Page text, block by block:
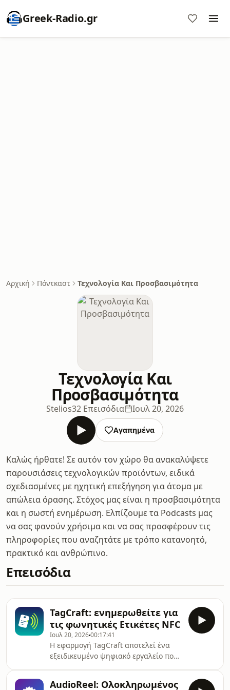
Greek-Radio.gr
Αρχική Πόντκαστ Τεχνολογία Και Προσβασιμότητα
Τεχνολογία Και
Προσβασιμότητα
Stelios32 Επεισόδια Ιουλ 20, 2026
Αγαπημένα
Καλώς ήρθατε! Σε αυτόν τον χώρο θα ανακαλύψετε
παρουσιάσεις τεχνολογικών προϊόντων, ειδικά
σχεδιασμένες με ηχητική επεξήγηση για άτομα με
απώλεια όρασης. Στόχος μας είναι η προσβασιμότητα
και η σωστή ενημέρωση. Ελπίζουμε τα Podcasts μας
να σας φανούν χρήσιμα και να σας προσφέρουν τις
πληροφορίες που αναζητάτε με τρόπο κατανοητό,
πρακτικό και ανθρώπινο.
Επεισόδια
TagCraft: ενημερωθείτε για
τις φωνητικές Ετικέτες NFC
Ιουλ 20, 202600:17:41
Η εφαρμογή TagCraft αποτελεί ένα
εξειδικευμένο ψηφιακό εργαλείο που
AudioReel: Ολοκληρωμένος